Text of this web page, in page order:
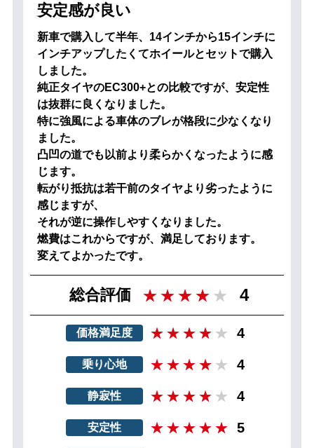
安定感が良い
新車で購入して半年、14インチから15インチに
インチアップしたくてホイールとセットで購入
しました。
純正タイヤのEC300+との比較ですが、安定性
は抜群に良くなりました。
特に強風による車体のブレが格段に少なくなり
ました。
凸凹の道でも以前より柔らかくなったように感
じます。
転がり抵抗は若干前のタイヤより劣ったように
感じますが、
それが逆に操作しやすくなりました。
燃費はこれからですが、満足しております。
変えてよかったです。
総合評価 4
価格満足度 4
乗り心地 4
静寂性 4
安定性 5